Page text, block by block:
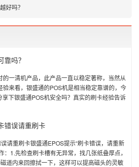
好吗？
吗？
的一清机产品，此产品一直以稳定著称，当然从
验来看，银盛通的POS机是相当稳定靠谱的，今
下银盛通POS机安全吗？真实的刷卡经验告诉
错误请重刷卡
请重刷卡银盛通EPOS提示“刷卡错误，请重新
：1.先检查刷卡槽有无异常，找几张纸叠厚点，
道内来回擦拭一下，这样可以提高磁头的灵敏